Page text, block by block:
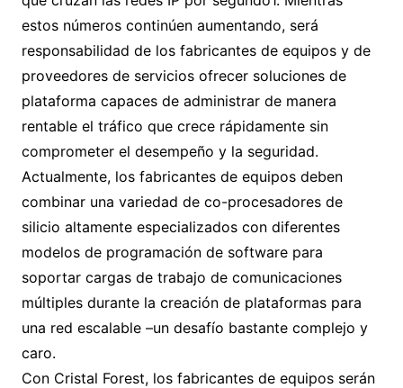
estos números continúen aumentando, será
responsabilidad de los fabricantes de equipos y de
proveedores de servicios ofrecer soluciones de
plataforma capaces de administrar de manera
rentable el tráfico que crece rápidamente sin
comprometer el desempeño y la seguridad.
Actualmente, los fabricantes de equipos deben
combinar una variedad de co-procesadores de
silicio altamente especializados con diferentes
modelos de programación de software para
soportar cargas de trabajo de comunicaciones
múltiples durante la creación de plataformas para
una red escalable –un desafío bastante complejo y
caro.
Con Cristal Forest, los fabricantes de equipos serán